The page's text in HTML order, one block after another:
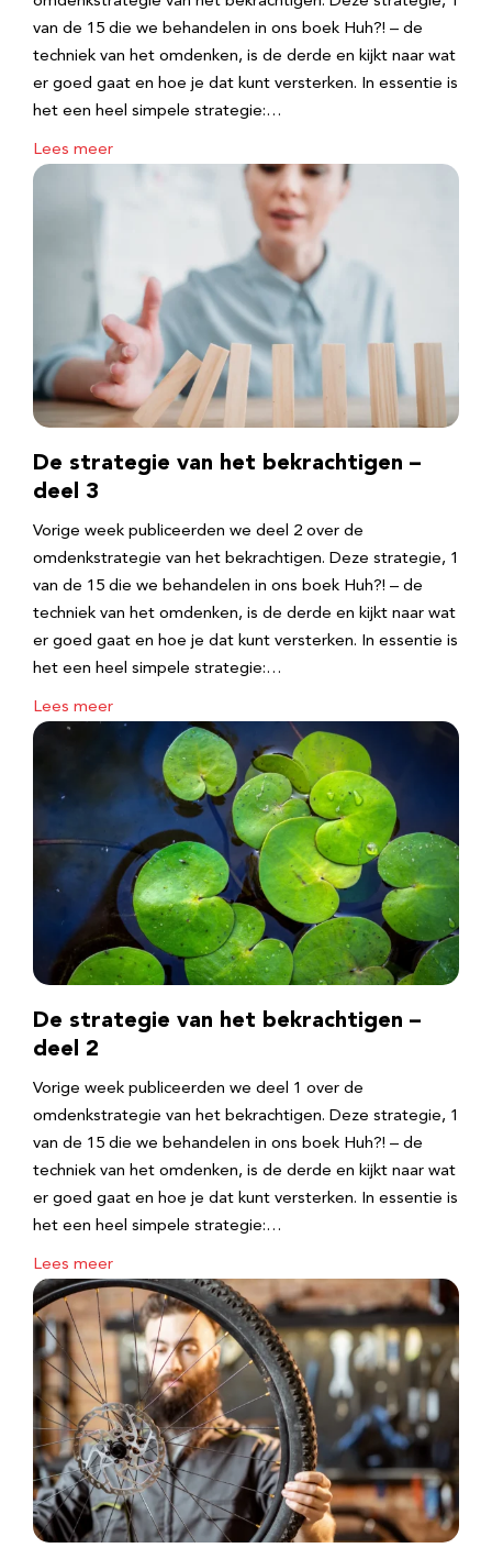
van de 15 die we behandelen in ons boek Huh?! – de
techniek van het omdenken, is de derde en kijkt naar wat
er goed gaat en hoe je dat kunt versterken. In essentie is
het een heel simpele strategie:…
Lees meer
De strategie van het bekrachtigen –
deel 3
Vorige week publiceerden we deel 2 over de
omdenkstrategie van het bekrachtigen. Deze strategie, 1
van de 15 die we behandelen in ons boek Huh?! – de
techniek van het omdenken, is de derde en kijkt naar wat
er goed gaat en hoe je dat kunt versterken. In essentie is
het een heel simpele strategie:…
Lees meer
De strategie van het bekrachtigen –
deel 2
Vorige week publiceerden we deel 1 over de
omdenkstrategie van het bekrachtigen. Deze strategie, 1
van de 15 die we behandelen in ons boek Huh?! – de
techniek van het omdenken, is de derde en kijkt naar wat
er goed gaat en hoe je dat kunt versterken. In essentie is
het een heel simpele strategie:…
Lees meer